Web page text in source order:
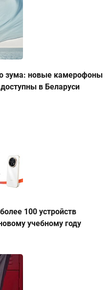
зума: новые камерофоны
в Беларуси
100 устройств
учебному году